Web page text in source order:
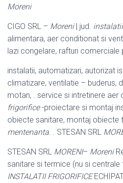
Moreni
CIGO SRL – Moreni| jud.
alimentara, aer conditionat si
lazi congelare, rafturi comerciale
instalatii, automatizari, autorizat
climatizare, ventilatie – buderus,
motan, . service si intretinere aer
frigorifice-proiectare si montaj
obiecte sanitare, montaj obiecte
mentenanta. . STESAN SRL
STESAN SRL MORENI– Moreni
sanitare si termice (nu si centrale
INSTALATII FRIGORIFICE